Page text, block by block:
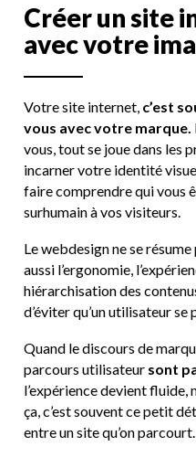
Créerunsitei
avecvotreima
Votre site internet, c’est
vous avec votre marque.
vous, tout se joue dans les
incarner votre identité
faire comprendre qui vous
surhumain à vos visiteurs.
Le webdesign ne se
aussi l’ergonomie,
hiérarchisation des
d’éviter qu’un utilisateur se
Quand le discours de
parcours utilisateur sont
l’expérience devient fluide,
ça, c’est souvent ce petit
entre un site qu’on